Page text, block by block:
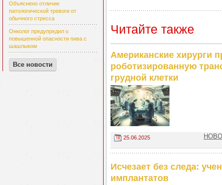
Объяснено отличие
патологической тревоги от
обычного стресса
Онколог предупредил о
повышенной опасности пива с
шашлыком
Все новости
Читайте также
Американские хирурги
роботизированную
грудной клетки
25.06.2025
Исчезает без следа:
имплантатов